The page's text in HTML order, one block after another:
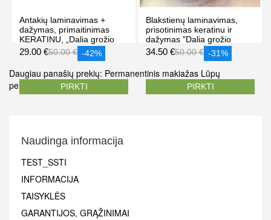
Antakių laminavimas +
dažymas, primaitinimas
KERATINU, „Dalia grožio
studijoje“ Vilniuje
29.00 €50.00 € -42%
PIRKTI
Blakstienų laminavimas,
prisotinimas keratinu ir
dažymas "Dalia grožio
studijoje" Vilniuje
34.50 €50.00 € -31%
PIRKTI
Daugiau panašių prekių: Permanentinis makiažas Lūpų
permanentinis makiažas
Naudinga informacija
TEST_SSTI
INFORMACIJA
TAISYKLĖS
GARANTIJOS, GRĄŽINIMAI